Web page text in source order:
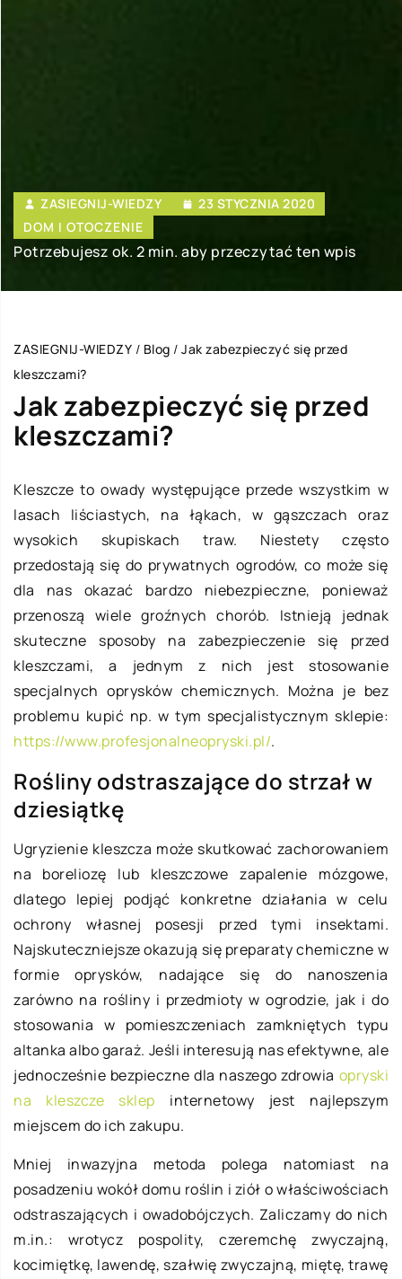
ZASIEGNIJ-WIEDZY
23 STYCZNIA 2020
DOM I OTOCZENIE
Potrzebujesz ok. 2 min. aby przeczytać ten wpis
ZASIEGNIJ-WIEDZY / Blog / Jak zabezpieczyć się przed
kleszczami?
Jak zabezpieczyć się przed
kleszczami?
Kleszcze to owady występujące przede wszystkim w
lasach liściastych, na łąkach, w gąszczach oraz
wysokich skupiskach traw. Niestety często
przedostają się do prywatnych ogrodów, co może się
dla nas okazać bardzo niebezpieczne, ponieważ
przenoszą wiele groźnych chorób. Istnieją jednak
skuteczne sposoby na zabezpieczenie się przed
kleszczami, a jednym z nich jest stosowanie
specjalnych oprysków chemicznych. Można je bez
problemu kupić np. w tym specjalistycznym sklepie:
https://www.profesjonalneopryski.pl/.
Rośliny odstraszające do strzał w
dziesiątkę
Ugryzienie kleszcza może skutkować zachorowaniem
na boreliozę lub kleszczowe zapalenie mózgowe,
dlatego lepiej podjąć konkretne działania w celu
ochrony własnej posesji przed tymi insektami.
Najskuteczniejsze okazują się preparaty chemiczne w
formie oprysków, nadające się do nanoszenia
zarówno na rośliny i przedmioty w ogrodzie, jak i do
stosowania w pomieszczeniach zamkniętych typu
altanka albo garaż. Jeśli interesują nas efektywne, ale
jednocześnie bezpieczne dla naszego zdrowia opryski
na kleszcze sklep internetowy jest najlepszym
miejscem do ich zakupu.
Mniej inwazyjna metoda polega natomiast na
posadzeniu wokół domu roślin i ziół o właściwościach
odstraszających i owadobójczych. Zaliczamy do nich
m.in.: wrotycz pospolity, czeremchę zwyczajną,
kocimiętkę, lawendę, szałwię zwyczajną, miętę, trawę